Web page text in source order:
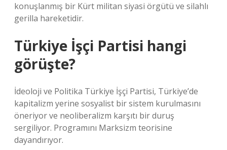
konuşlanmış bir Kürt militan siyasi örgütü ve silahlı
gerilla hareketidir.
Türkiye İşçi Partisi hangi
görüşte?
İdeoloji ve Politika Türkiye İşçi Partisi, Türkiye’de
kapitalizm yerine sosyalist bir sistem kurulmasını
öneriyor ve neoliberalizm karşıtı bir duruş
sergiliyor. Programını Marksizm teorisine
dayandırıyor.